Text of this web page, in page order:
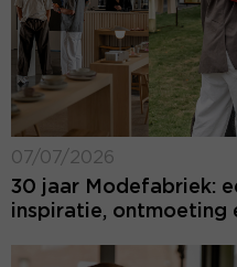
07/07/2026
30 jaar Modefabriek:
inspiratie, ontmoeting